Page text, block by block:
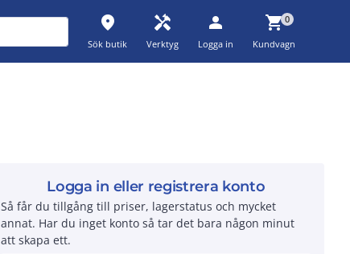
place
Sök butik
handyman
Verktyg
person
Logga in
shopping_cart0
Kundvagn
Logga in eller registrera konto
Så får du tillgång till priser, lagerstatus och mycket
annat. Har du inget konto så tar det bara någon minut
att skapa ett.